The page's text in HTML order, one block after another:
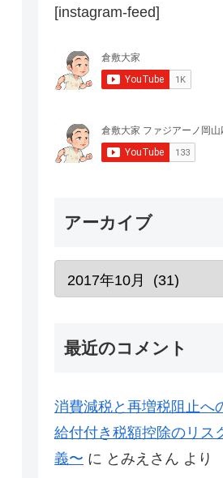
[instagram-feed]
アーカイブ
最近のコメント
消費減税と再増税阻止へ
給付付き税額控除のリス
義〜 に とみえさん より